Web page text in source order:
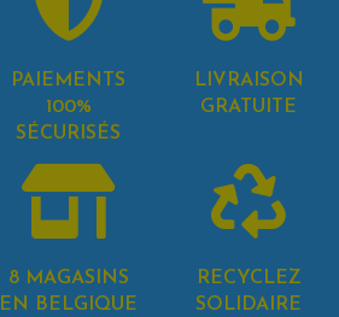
PAIEMENTS
100%
SÉCURISÉS
LIVRAISON
GRATUITE
8 MAGASINS
EN BELGIQUE
RECYCLEZ
SOLIDAIRE